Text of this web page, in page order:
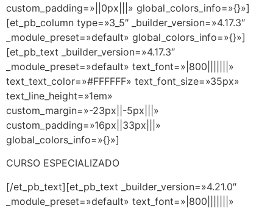
custom_padding=»||0px|||» global_colors_info=»{}»]
[et_pb_column type=»3_5″ _builder_version=»4.17.3″
_module_preset=»default» global_colors_info=»{}»]
[et_pb_text _builder_version=»4.17.3″
_module_preset=»default» text_font=»|800|||||||»
text_text_color=»#FFFFFF» text_font_size=»35px»
text_line_height=»1em»
custom_margin=»-23px||-5px|||»
custom_padding=»16px||33px|||»
global_colors_info=»{}»]
CURSO ESPECIALIZADO
[/et_pb_text][et_pb_text _builder_version=»4.21.0″
_module_preset=»default» text_font=»|800|||||||»